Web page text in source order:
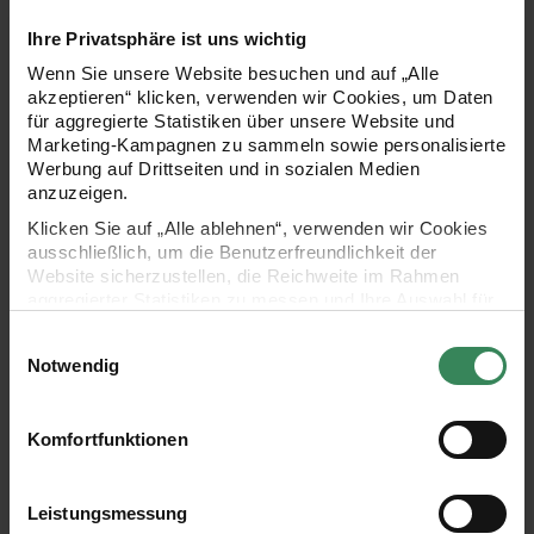
Ihre Privatsphäre ist uns wichtig
Wenn Sie unsere Website besuchen und auf „Alle
akzeptieren“ klicken, verwenden wir Cookies, um Daten
für aggregierte Statistiken über unsere Website und
Marketing-Kampagnen zu sammeln sowie personalisierte
Werbung auf Drittseiten und in sozialen Medien
anzuzeigen.
Klicken Sie auf „Alle ablehnen“, verwenden wir Cookies
ausschließlich, um die Benutzerfreundlichkeit der
Website sicherzustellen, die Reichweite im Rahmen
Ihre Einwilligung ist freiwillig und kann jederzeit über den
Link „Cookie-Einstellungen“ im Fußbereich der Seite
verwendeten Technologien und den Empfängern der
Daten finden Sie in unserer Datenschutzerklärung.
Notwendig
Komfortfunktionen
Leistungsmessung
Geschenkpapier Pfifferlinge Rosa
Geschenkpapier Pfifferlinge
Rosa
70cm 2m 80g/m²
Servietten Fliegenpilz-Form
23,5x31,5cm 20 Stück